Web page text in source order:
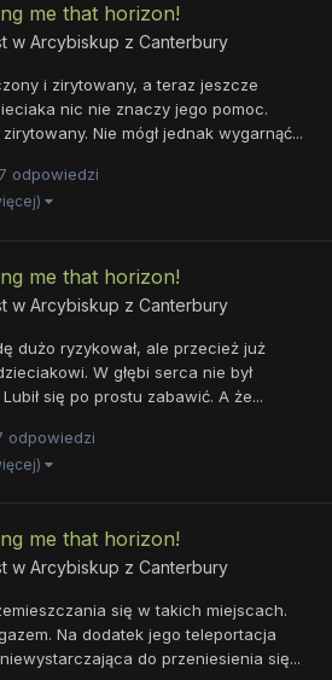
me that horizon!
w Arcybiskup z Canterbury
i zirytowany, a teraz jeszcze
nic nie znaczy jego pomoc.
Nie mógł jednak wygarnąć...
odpowiedzi
me that horizon!
w Arcybiskup z Canterbury
dużo ryzykował, ale przecież już
W głębi serca nie był
się po prostu zabawić. A że...
odpowiedzi
me that horizon!
w Arcybiskup z Canterbury
się w takich miejscach.
Na dodatek jego teleportacja
do przeniesienia się...